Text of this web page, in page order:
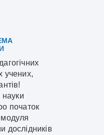
учених,
науки
початок
модуля
дослідників